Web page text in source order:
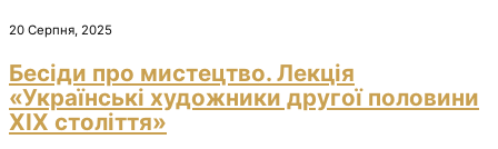
20 Серпня, 2025
Бесіди про мистецтво. Лекція
«Українські художники другої половини
ХІХ століття»